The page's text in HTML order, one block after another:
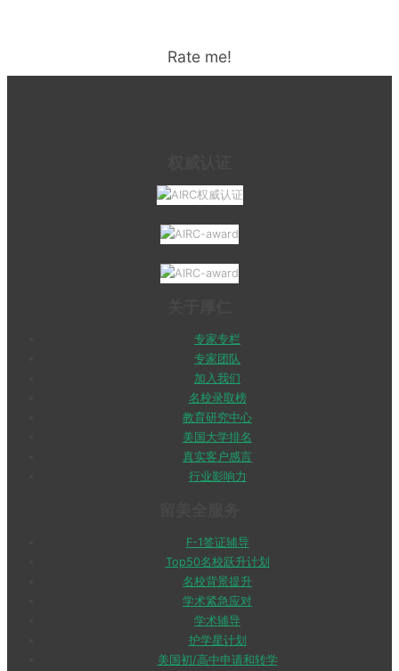
Rate me!
专家专栏
专家团队
加入我们
名校录取榜
教育研究中心
美国大学排名
真实客户感言
行业影响力
F-1签证辅导
Top50名校跃升计划
名校背景提升
学术紧急应对
学术辅导
护学星计划
美国初/高中申请和转学